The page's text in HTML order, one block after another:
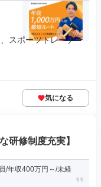
スポーツトレーナー
気になる
研修制度充実】
/年収400万円～/未経